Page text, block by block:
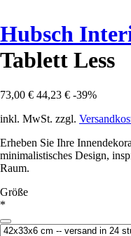
Hubsch
Tablett Less
73,00 € 44,23 € -39%
inkl. MwSt. zzgl.
Erheben Sie Ihre
minimalistisches Design,
Raum.
Größe
*